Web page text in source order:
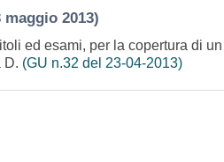
maggio 2013)
ed esami, per la copertura di
D. (GU n.32 del 23-04-2013)